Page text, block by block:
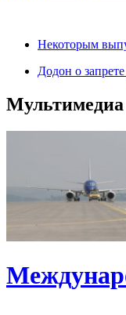
Некоторым
Додон о
Мультимедиа